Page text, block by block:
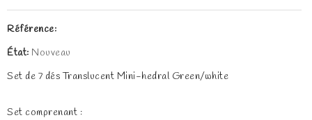
Référence:
État: Nouveau
Set de 7 dés Translucent Mini-hedral Green/white
Set comprenant :